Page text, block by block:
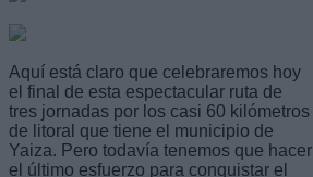
Aquí está claro que celebraremos hoy
el final de esta espectacular ruta de
tres jornadas por los casi 60 kilómetros
de litoral que tiene el municipio de
Yaiza. Pero todavía tenemos que hacer
el último esfuerzo para conquistar el